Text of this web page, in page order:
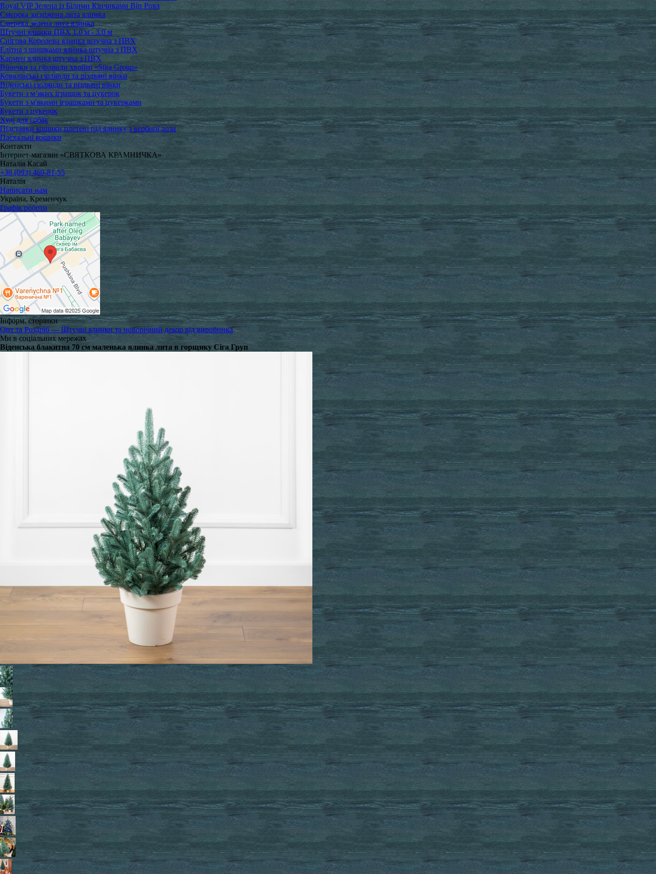
Royal VIP Зелена із Білими Кінчиками Віп Роял
Смерека засніжена лита ялинка
Смерека зелена лита ялинка
Штучні ялинки ПВХ 1.0 м - 3.0 м
Снігова Королева ялинка штучна з ПВХ
Елітна з шишками ялинка штучна з ПВХ
Кармен ялинка штучна з ПВХ
Віночки та гірлянди хвойні «Siga Group»
Ковалівські гірлянди та різдвяні вінки
Віденські гірлянди та різдвяні вінки
Букети з м’яких іграшок та цукерок
Букети з м'якими іграшками та цукерками
Букети з цукерок
Худі для собак
Підставки кошики плетені під ялинку з вербної лози
Пасхальні кошики
Контакти
Інтернет-магазин «СВЯТКОВА КРАМНИЧКА»
Наталія Касай
+38 (093) 469-81-55
Наталія
Написати нам
Україна, Кременчук
Графік роботи
Інформ. сторінки
Опт та Роздріб — Штучні ялинки та новорічний декор від виробника
Ми в соціальних мережах
Віденська блакитна 70 см маленька ялинка лита в горщику Сіга Груп